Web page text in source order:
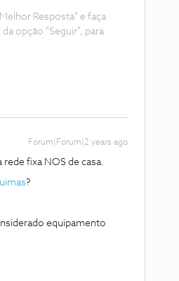
Resposta" e faça
opção "Seguir", para
Forum|Forum|2 years ago
fixa NOS de casa.
?
equipamento